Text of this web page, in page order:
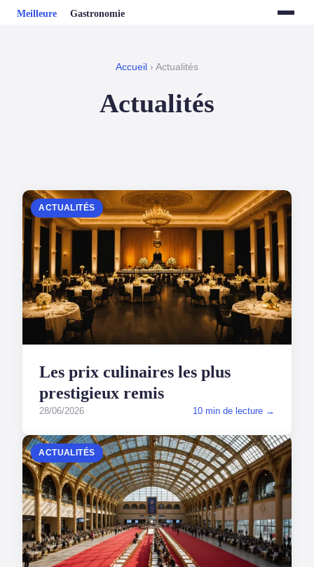
Accueil › Actualités
Actualités
ACTUALITÉS
Les prix culinaires les plus
prestigieux remis
28/06/2026 10 min de lecture →
ACTUALITÉS